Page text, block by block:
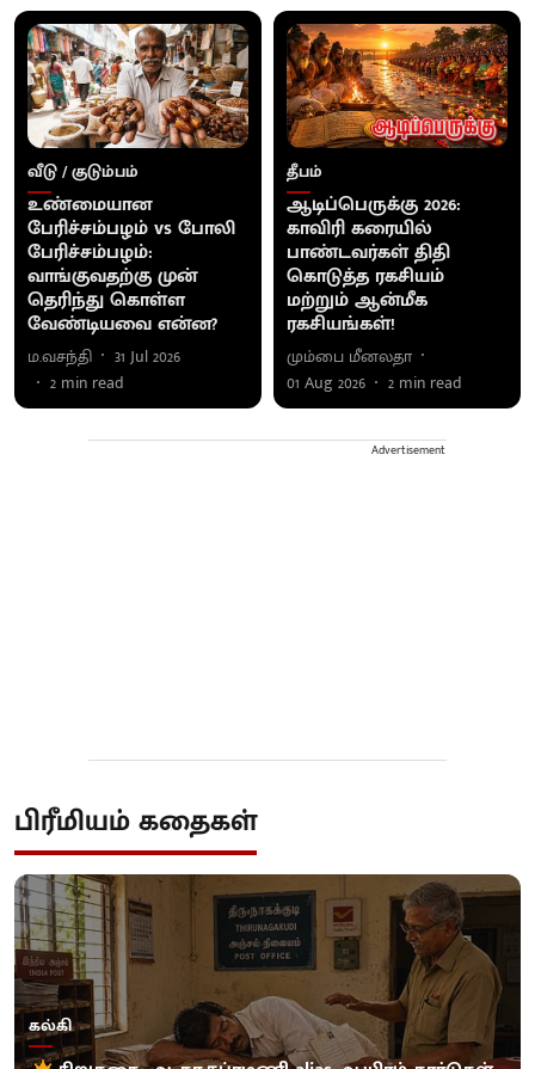
வீடு / குடும்பம்
உண்மையான
பேரிச்சம்பழம் vs போலி
பேரிச்சம்பழம்:
வாங்குவதற்கு முன்
தெரிந்து கொள்ள
வேண்டியவை என்ன?
ம.வசந்தி
31 Jul 2026
2 min read
தீபம்
ஆடிப்பெருக்கு 2026:
காவிரி கரையில்
பாண்டவர்கள் திதி
கொடுத்த ரகசியம்
மற்றும் ஆன்மீக
ரகசியங்கள்!
மும்பை மீனலதா
01 Aug 2026
2 min read
Advertisement
பிரீமியம் கதைகள்
கல்கி